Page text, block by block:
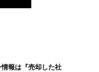
報は『売却した社